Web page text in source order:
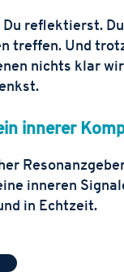
Du reflektierst.
treffen. Und
nichts klar
innerer
inneren
in Echtzeit.